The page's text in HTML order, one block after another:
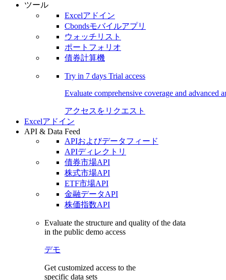
ツール
Excelアドイン
Cbondsモバイルアプリ
ウォッチリスト
ポートフォリオ
債券計算機
Try in 7 days Trial access
Evaluate comprehensive coverage and advanced
アクセスをリクエスト
Excelアドイン
API & Data Feed
APIおよびデータフィード
APIディレクトリ
債券市場API
株式市場API
ETF市場API
金融データAPI
株価指数API
Evaluate the structure and quality of the data
in the public demo access
デモ
Get customized access to the
specific data sets